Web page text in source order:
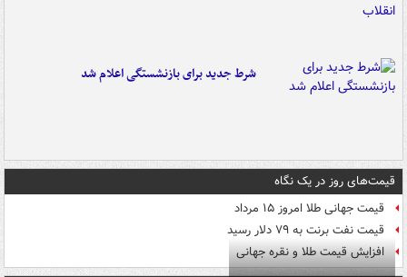
شرط جدید برای بازنشستگی اعلام شد
قیمت‌های روز در یک نگاه
قیمت جهانی طلا امروز ۱۵ مرداد
قیمت نفت برنت به ۷۹ دلار رسید
افزایش قیمت طلا و نقره جهانی